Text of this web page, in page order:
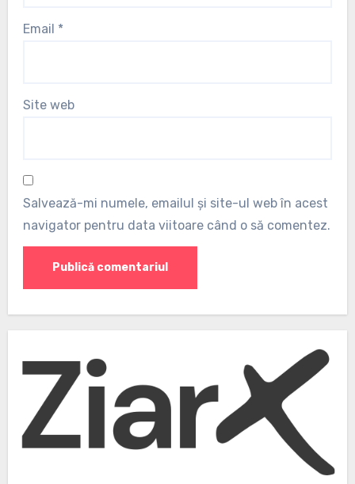
Email *
Site web
Salvează-mi numele, emailul și site-ul web în acest
navigator pentru data viitoare când o să comentez.